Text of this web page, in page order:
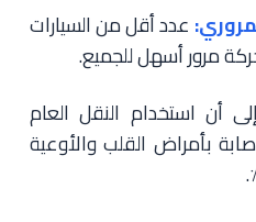
عدد أقل من السيارات
مرور أسهل للجميع.
أن استخدام النقل العام
بأمراض القلب والأوعية